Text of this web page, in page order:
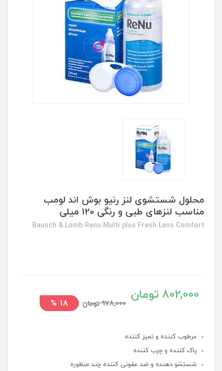
محلول شستشوی لنز رنیو بوش اند لومب
مناسب لنزهای طبی و رنگی 120 میلی
Bausch & Lomb Renu Multi plus Fresh Lens Comfort
802,000 تومان 978,000 تومان 18
%
مرطوب کننده و تمیز کننده
پاک کننده و چرب کننده
شستشو دهنده و ضد عفونی کننده چند منظوره